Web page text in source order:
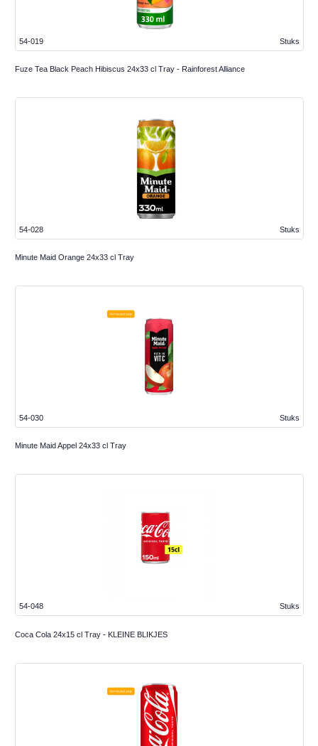
Stuks
54-019
Fuze Tea Black Peach Hibiscus 24x33 cl Tray - Rainforest Alliance
Stuks
54-028
Minute Maid Orange 24x33 cl Tray
Stuks
54-030
Minute Maid Appel 24x33 cl Tray
Stuks
54-048
Coca Cola 24x15 cl Tray - KLEINE BLIKJES